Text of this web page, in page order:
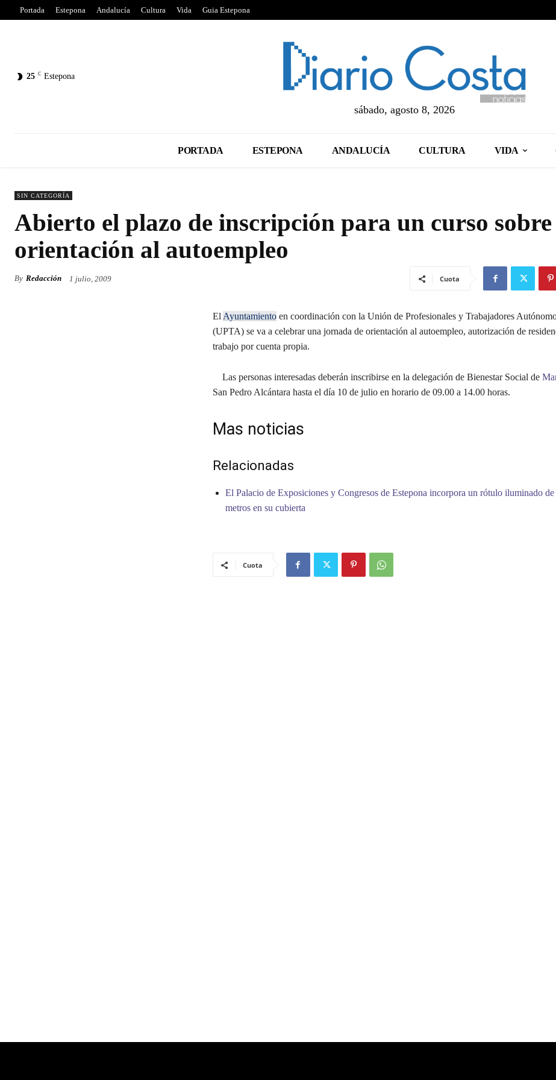
Portada Estepona Andalucía Cultura Vida Guia Estepona
25 C Estepona
sábado, agosto 8, 2026
PORTADA ESTEPONA ANDALUCÍA CULTURA VIDA
SIN CATEGORÍA
Abierto el plazo de inscripción para un curso sobre
orientación al autoempleo
By Redacción 1 julio, 2009 Cuota
El Ayuntamientoen coordinación con la Unión de Profesionales y Trabajadores
(UPTA) se va a celebrar una jornada de orientación al autoempleo, autorización de
trabajo por cuenta propia.
Las personas interesadas deberán inscribirse en la delegación de Bienestar Social de
San Pedro Alcántara hasta el día 10 de julio en horario de 09.00 a 14.00 horas.
Mas noticias
Relacionadas
El Palacio de Exposiciones y Congresos de Estepona incorpora un rótulo iluminado de
metros en su cubierta
Cuota